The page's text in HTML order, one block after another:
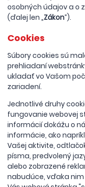
osobných údajov a o
(ďalej len „Zákon“).
Cookies
Súbory cookies sú
prehliadaní
ukladať vo Vašom
zariadení.
Jednotlivé druhy
fungovanie webovej
informácií dokážu o
informácie, ako
Vašej aktivite,
písma, predvolený
alebo zobrazené
nabudúce, vďaka nim